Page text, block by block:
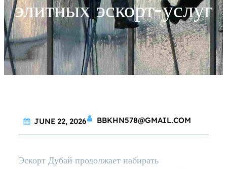
элитных эскорт-услуг
JUNE 22, 2026 BBKHN578@GMAIL.COM
Эскорт Дубай продолжает набирать